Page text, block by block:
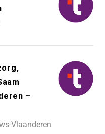
–
Vlaanderen